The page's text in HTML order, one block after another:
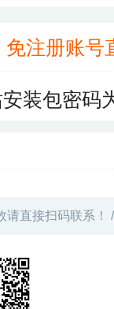
免注册账
装包密码
请直接扫码联系！ /